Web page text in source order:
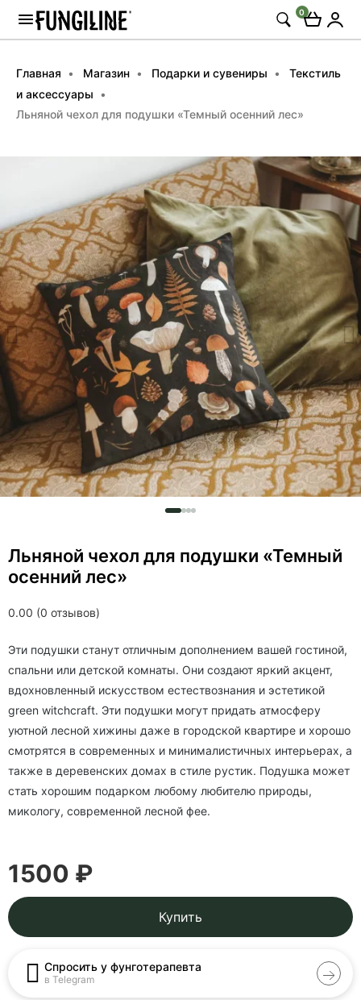
0
Главная Магазин Подарки и сувениры
Текстиль
и аксессуары
Льняной чехол для подушки «Темный осенний лес»
0.00 (0 отзывов)
Льняной чехол для подушки «Темный
осенний лес»
Эти подушки станут отличным дополнением вашей гостиной,
спальни или детской комнаты. Они создают яркий акцент,
вдохновленный искусством естествознания и эстетикой
green witchcraft. Эти подушки могут придать атмосферу
уютной лесной хижины даже в городской квартире и хорошо
смотрятся в современных и минималистичных интерьерах, а
также в деревенских домах в стиле рустик. Подушка может
стать хорошим подарком любому любителю природы,
микологу, современной лесной фее.
1500 ₽
Купить
Спросить у фунготерапевта
в Telegram